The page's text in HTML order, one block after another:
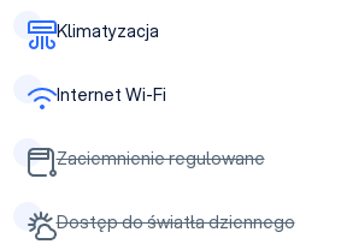
Klimatyzacja
Internet Wi-Fi
Zaciemnienie regulowane
Dostęp do światła dziennego